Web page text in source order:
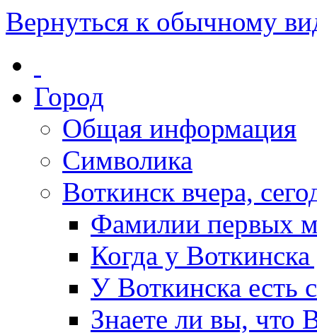
Вернуться к обычному
Город
Общая информация
Символика
Воткинск вчера,
Фамилии первых
Когда у
У Воткинска есть
Знаете ли вы, что